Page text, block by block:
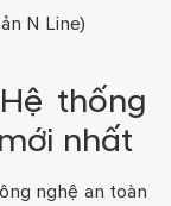
N Line)
thống
nhất
nghệ an toàn